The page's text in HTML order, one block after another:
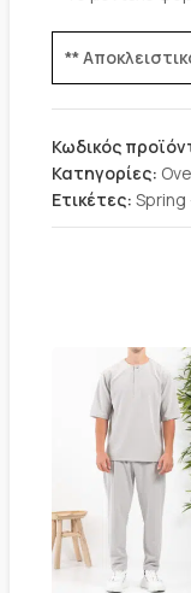
**
Κωδικός
Κατηγορίες:
Ετικέτες: Spring